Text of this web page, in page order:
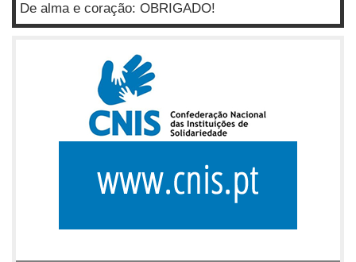
De alma e coração: OBRIGADO!